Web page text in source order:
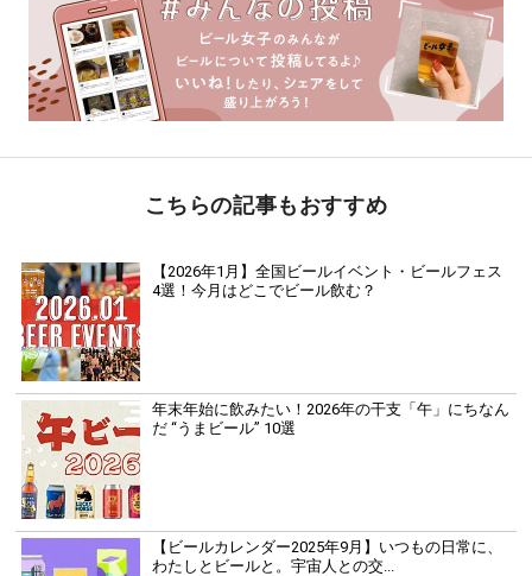
こちらの記事もおすすめ
【2026年1月】全国ビールイベント・ビールフェス
4選！今月はどこでビール飲む？
年末年始に飲みたい！2026年の干支「午」にちなん
だ “うまビール” 10選
【ビールカレンダー2025年9月】いつもの日常に、
わたしとビールと。宇宙人との交...